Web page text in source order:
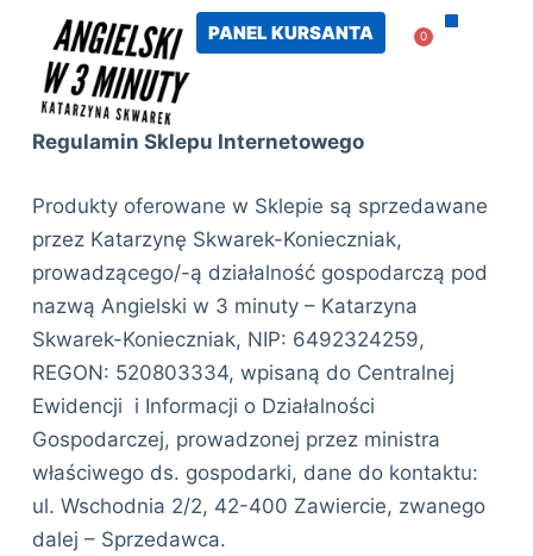
PANEL KURSANTA 0
Regulamin Sklepu Internetowego
Produkty oferowane w Sklepie są sprzedawane
przez Katarzynę Skwarek-Konieczniak,
prowadzącego/-ą działalność gospodarczą pod
nazwą Angielski w 3 minuty – Katarzyna
Skwarek-Konieczniak, NIP: 6492324259,
REGON: 520803334, wpisaną do Centralnej
Ewidencji i Informacji o Działalności
Gospodarczej, prowadzonej przez ministra
właściwego ds. gospodarki, dane do kontaktu:
ul. Wschodnia 2/2, 42-400 Zawiercie, zwanego
dalej – Sprzedawca.